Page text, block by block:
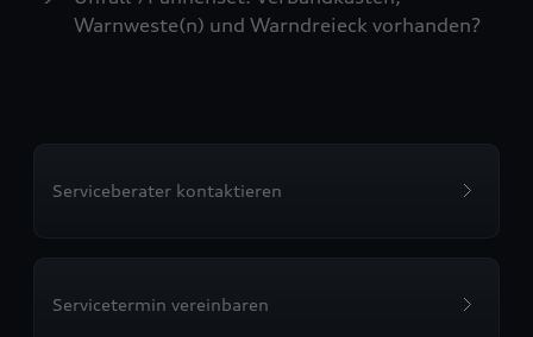
Warnweste(n) und Warndreieck vorhanden?
Serviceberater kontaktieren
Servicetermin vereinbaren